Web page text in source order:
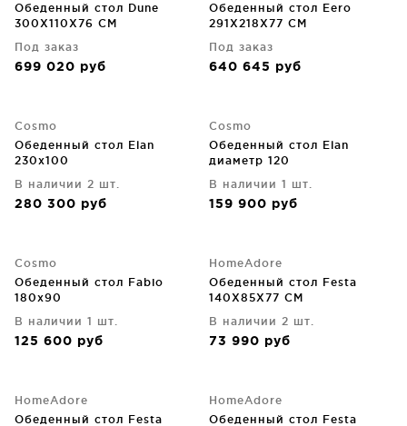
Обеденный стол Dune
300X110X76 CM
Под заказ
699 020 руб
Обеденный стол Eero
291X218X77 CM
Под заказ
640 645 руб
Cosmo
Обеденный стол Elan
230х100
В наличии 2 шт.
280 300 руб
Cosmo
Обеденный стол Elan
диаметр 120
В наличии 1 шт.
159 900 руб
Cosmo
Обеденный стол Fabio
180х90
В наличии 1 шт.
125 600 руб
HomeAdore
Обеденный стол Festa
140X85X77 CM
В наличии 2 шт.
73 990 руб
HomeAdore
Обеденный стол Festa
HomeAdore
Обеденный стол Festa